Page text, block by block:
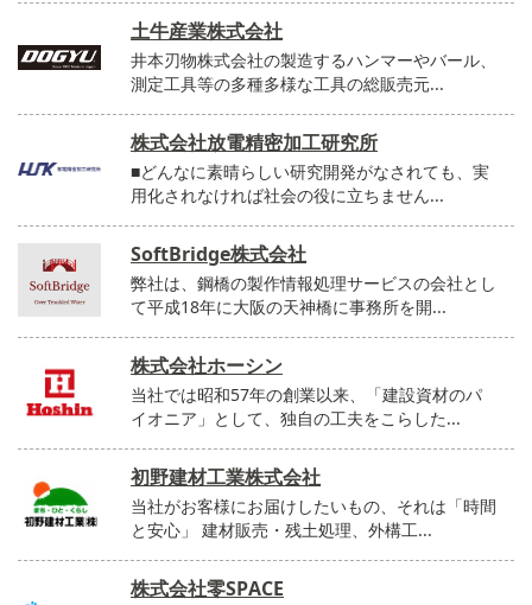
土牛産業株式会社
井本刃物株式会社の製造するハンマーやバール、
測定工具等の多種多様な工具の総販売元...
株式会社放電精密加工研究所
■どんなに素晴らしい研究開発がなされても、実
用化されなければ社会の役に立ちません...
SoftBridge株式会社
弊社は、鋼橋の製作情報処理サービスの会社とし
て平成18年に大阪の天神橋に事務所を開...
株式会社ホーシン
当社では昭和57年の創業以来、「建設資材のパ
イオニア」として、独自の工夫をこらした...
初野建材工業株式会社
当社がお客様にお届けしたいもの、それは「時間
と安心」 建材販売・残土処理、外構工...
株式会社零SPACE